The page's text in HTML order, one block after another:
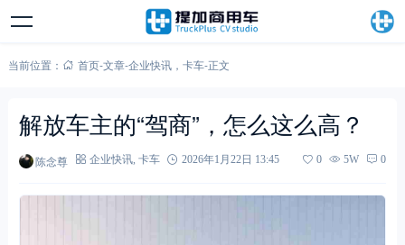
当前位置： 首页-文章-企业快讯， 卡车-正文
解放车主的“驾商”，怎么这么高？
陈念尊 企业快讯, 卡车 2026年1月22日 13:45 0 5W 0